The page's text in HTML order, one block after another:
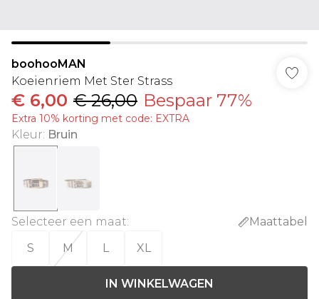
boohooMAN
Koeienriem Met Ster Strass
€ 6,00 € 26,00 Bespaar 77%
Extra 10% korting met code: EXTRA
Kleur: Bruin
Selecteer een maat:
Maattabel
S
M L XL
IN WINKELWAGEN